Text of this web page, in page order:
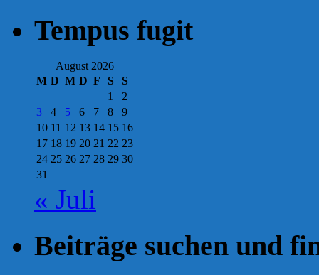
Tempus fugit
August 2026
M D M D F S
S
1
2
3
4 5 6 7 8
9
10 11 12 13 14 15 16
17 18 19 20 21 22 23
24 25 26 27 28 29 30
31
« Juli
Beiträge suchen und